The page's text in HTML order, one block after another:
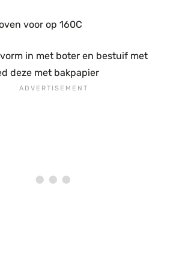
voor op 160C
in met boter en bestuif met
deze met bakpapier